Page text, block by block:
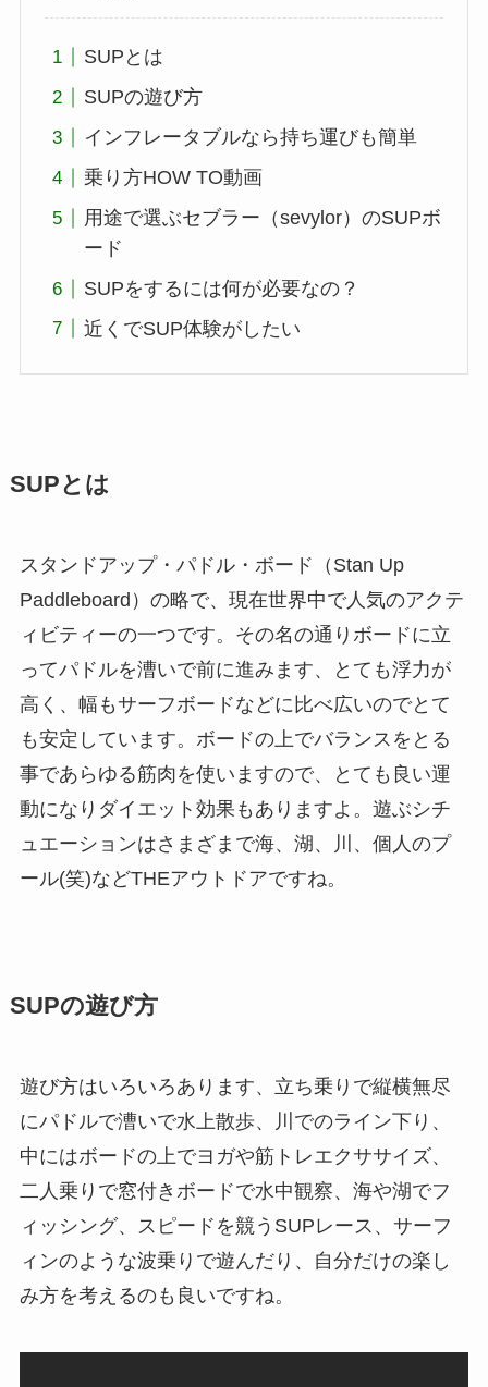
SUPとは
SUPの遊び方
インフレータブルなら持ち運びも簡単
乗り方HOW TO動画
用途で選ぶセブラー（sevylor）のSUPボ
ード
SUPをするには何が必要なの？
近くでSUP体験がしたい
SUPとは
スタンドアップ・パドル・ボード（Stan Up
Paddleboard）の略で、現在世界中で人気のアクテ
ィビティーの一つです。その名の通りボードに立
ってパドルを漕いで前に進みます、とても浮力が
高く、幅もサーフボードなどに比べ広いのでとて
も安定しています。ボードの上でバランスをとる
事であらゆる筋肉を使いますので、とても良い運
動になりダイエット効果もありますよ。遊ぶシチ
ュエーションはさまざまで海、湖、川、個人のプ
ール(笑)などTHEアウトドアですね。
SUPの遊び方
遊び方はいろいろあります、立ち乗りで縦横無尽
にパドルで漕いで水上散歩、川でのライン下り、
中にはボードの上でヨガや筋トレエクササイズ、
二人乗りで窓付きボードで水中観察、海や湖でフ
ィッシング、スピードを競うSUPレース、サーフ
ィンのような波乗りで遊んだり、自分だけの楽し
み方を考えるのも良いですね。